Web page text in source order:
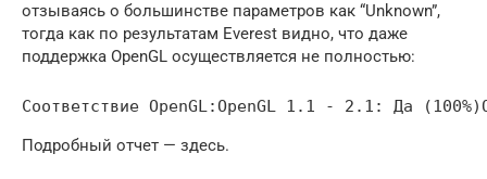
отзываясь о большинстве параметров как “Unknown”,
тогда как по результатам Everest видно, что даже
поддержка OpenGL осуществляется не полностью:
Соответствие OpenGL:OpenGL 1.1 - 2.1: Да
Подробный отчет — здесь.